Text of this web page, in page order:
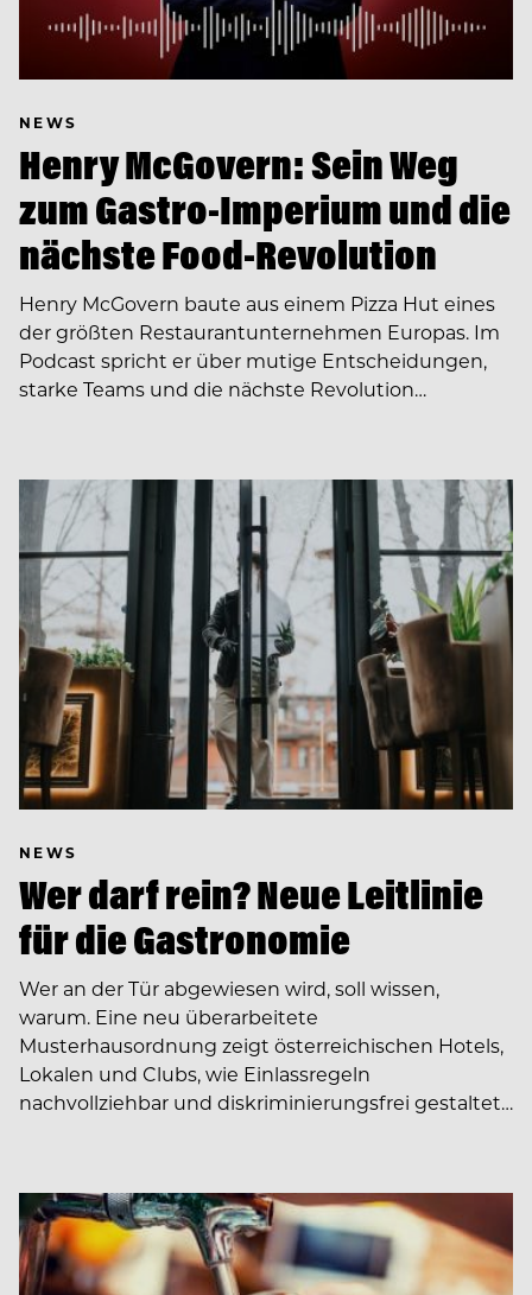
NEWS
Henry McGovern: Sein Weg
zum Gastro-Imperium und die
nächste Food-Revolution
Henry McGovern baute aus einem Pizza Hut eines
der größten Restaurantunternehmen Europas. Im
Podcast spricht er über mutige Entscheidungen,
starke Teams und die nächste Revolution…
NEWS
Wer darf rein? Neue Leitlinie
für die Gastronomie
Wer an der Tür abgewiesen wird, soll wissen,
warum. Eine neu überarbeitete
Musterhausordnung zeigt österreichischen Hotels,
Lokalen und Clubs, wie Einlassregeln
nachvollziehbar und diskriminierungsfrei gestaltet…